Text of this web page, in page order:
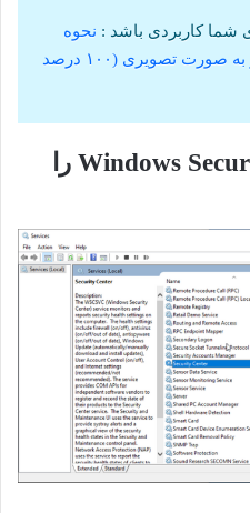
شما کاربردی باشد : نحوه
افزایش سرعت ویندوز به صورت تصویری (۱۰۰ درصد
۱ . Windows Security Center Service را